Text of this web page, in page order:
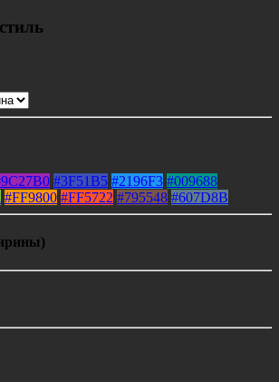
#3F51B5 #2196F3 #009688
#FF9800 #FF5722 #795548 #607D8B